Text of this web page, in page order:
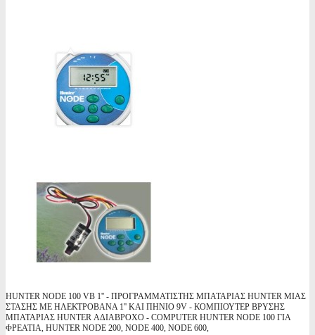
HUNTER NODE 100 VB 1'' - ΠΡΟΓΡΑΜΜΑΤΙΣΤΗΣ ΜΠΑΤΑΡΙΑΣ HUNTER ΜΙΑΣ
ΣΤΑΣΗΣ ΜΕ ΗΛΕΚΤΡΟΒΑΝΑ 1'' ΚΑΙ ΠΗΝΙΟ 9V - ΚΟΜΠΙΟΥΤΕΡ ΒΡΥΣΗΣ
ΜΠΑΤΑΡΙΑΣ HUNTER ΑΔΙΑΒΡΟΧΟ - COMPUTER HUNTER NODE 100 ΓΙΑ
ΦΡΕΑΤΙΑ, HUNTER NODE 200, NODE 400, NODE 600,